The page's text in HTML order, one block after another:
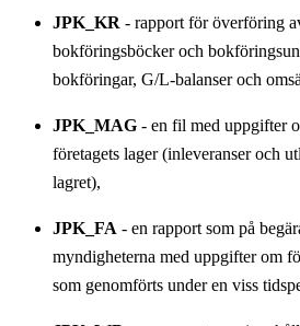
JPK_KR - rapport för överföring
bokföringsböcker och
bokföringar, G/L-balanser och
JPK_MAG - en fil med uppgifter
företagets lager (inleveranser och
lagret),
JPK_FA - en rapport som på
myndigheterna med uppgifter om
som genomförts under en viss